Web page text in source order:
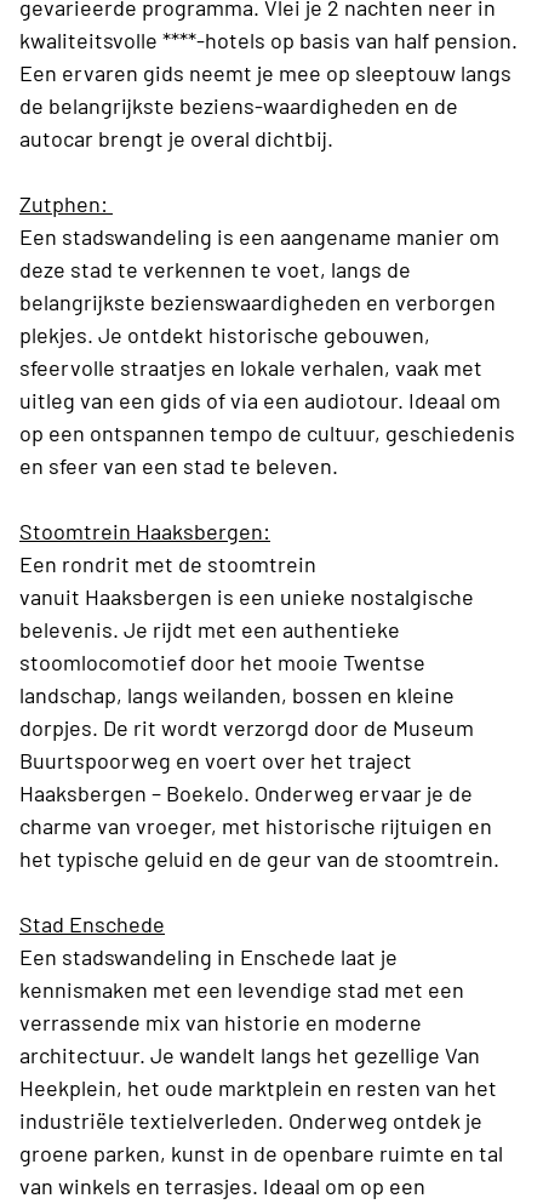
gevarieerde programma. Vlei je 2 nachten neer in
kwaliteitsvolle ****-hotels op basis van half pension.
Een ervaren gids neemt je mee op sleeptouw langs
de belangrijkste beziens-waardigheden en de
autocar brengt je overal dichtbij.
Zutphen:
Een stadswandeling is een aangename manier om
deze stad te verkennen te voet, langs de
belangrijkste bezienswaardigheden en verborgen
plekjes. Je ontdekt historische gebouwen,
sfeervolle straatjes en lokale verhalen, vaak met
uitleg van een gids of via een audiotour. Ideaal om
op een ontspannen tempo de cultuur, geschiedenis
en sfeer van een stad te beleven.
Stoomtrein Haaksbergen:
Een rondrit met de stoomtrein
vanuit Haaksbergen is een unieke nostalgische
belevenis. Je rijdt met een authentieke
stoomlocomotief door het mooie Twentse
landschap, langs weilanden, bossen en kleine
dorpjes. De rit wordt verzorgd door de Museum
Buurtspoorweg en voert over het traject
Haaksbergen – Boekelo. Onderweg ervaar je de
charme van vroeger, met historische rijtuigen en
het typische geluid en de geur van de stoomtrein.
Stad Enschede
Een stadswandeling in Enschede laat je
kennismaken met een levendige stad met een
verrassende mix van historie en moderne
architectuur. Je wandelt langs het gezellige Van
Heekplein, het oude marktplein en resten van het
industriële textielverleden. Onderweg ontdek je
groene parken, kunst in de openbare ruimte en tal
van winkels en terrasjes. Ideaal om op een